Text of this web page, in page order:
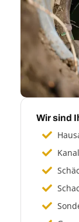
Wir sind